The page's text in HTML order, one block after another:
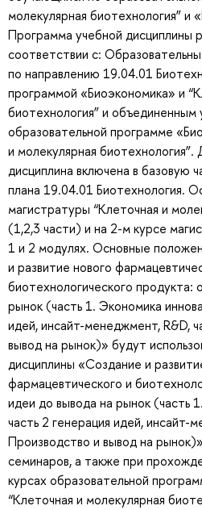
молекулярная биотехнология” и
Программа учебной дисциплины
соответствии с:
по направлению 19.04.01
программой «Биоэкономика» и
биотехнология” и
образовательной программе
и молекулярная биотехнология”.
дисциплина включена в базовую
плана 19.04.01 Биотехнология.
магистратуры “Клеточная и
(1,2,3 части) и на 2-м курсе
1 и 2 модулях. Основные
и развитие нового
биотехнологического продукта:
рынок (часть 1. Экономика
идей, инсайт-менеджмент, R&D,
вывод на рынок)» будут
дисциплины «Создание и
фармацевтического и
идеи до вывода на рынок (часть
часть 2 генерация идей, инсайт-
Производство и вывод на
семинаров, а также при
курсах образовательной
“Клеточная и молекулярная